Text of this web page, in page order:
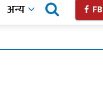
अन्य FB